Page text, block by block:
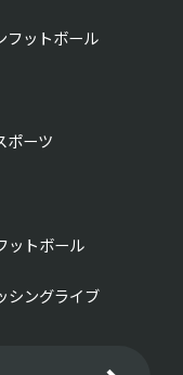
フットボール
ポーツ
ットボール
シングライブ